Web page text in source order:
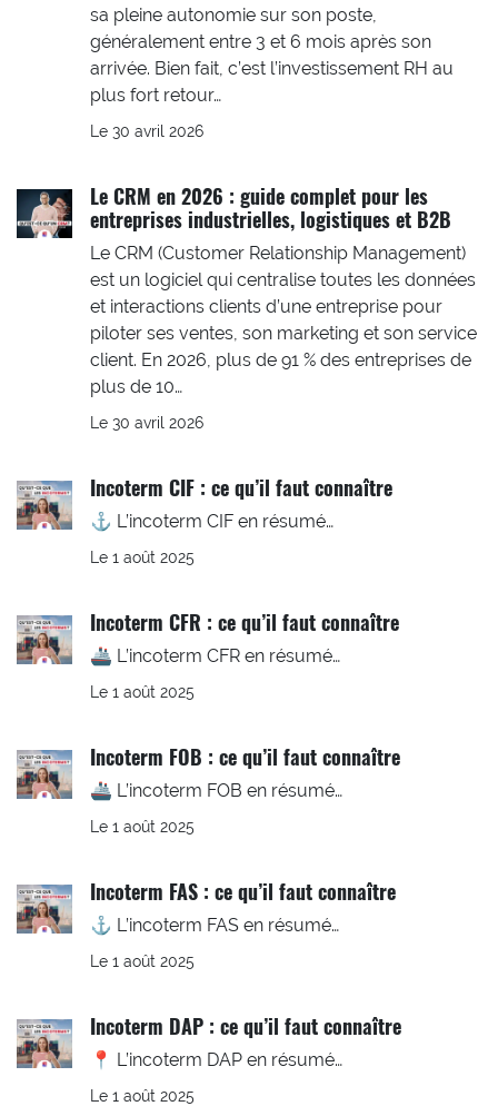
sa pleine autonomie sur son poste,
généralement entre 3 et 6 mois après son
arrivée. Bien fait, c’est l’investissement RH au
plus fort retour…
Le 30 avril 2026
Le CRM en 2026 : guide complet pour les
entreprises industrielles, logistiques et B2B
Le CRM (Customer Relationship Management)
est un logiciel qui centralise toutes les données
et interactions clients d’une entreprise pour
piloter ses ventes, son marketing et son service
client. En 2026, plus de 91 % des entreprises de
plus de 10…
Le 30 avril 2026
Incoterm CIF : ce qu’il faut connaître
⚓ L’incoterm CIF en résumé…
Le 1 août 2025
Incoterm CFR : ce qu’il faut connaître
🚢 L’incoterm CFR en résumé…
Le 1 août 2025
Incoterm FOB : ce qu’il faut connaître
🚢 L’incoterm FOB en résumé…
Le 1 août 2025
Incoterm FAS : ce qu’il faut connaître
⚓ L’incoterm FAS en résumé…
Le 1 août 2025
Incoterm DAP : ce qu’il faut connaître
📍 L’incoterm DAP en résumé…
Le 1 août 2025